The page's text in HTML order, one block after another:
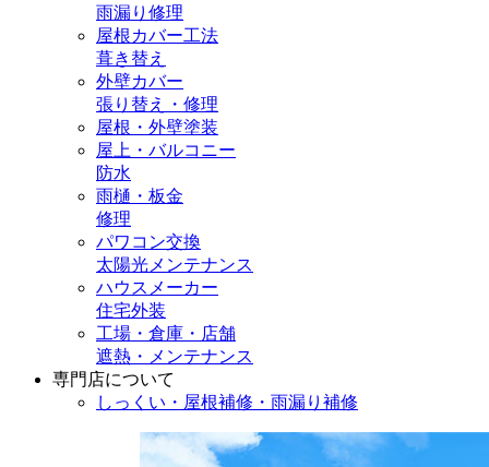
雨漏り修理
屋根カバー工法
葺き替え
外壁カバー
張り替え・修理
屋根・外壁塗装
屋上・バルコニー
防水
雨樋・板金
修理
パワコン交換
太陽光メンテナンス
ハウスメーカー
住宅外装
工場・倉庫・店舗
遮熱・メンテナンス
専門店について
しっくい・屋根補修・雨漏り補修